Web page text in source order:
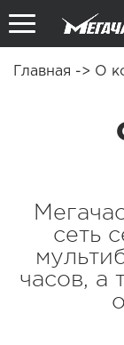
Главная -> О
сеть
часов, а